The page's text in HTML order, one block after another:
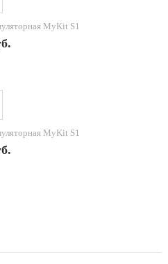
MyKit S1
MyKit S1